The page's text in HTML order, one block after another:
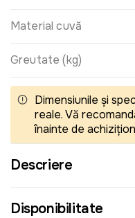
Material cuvă
Greutate (kg)
Dimensiunile și
reale. Vă
înainte de
Descriere
Disponibilitate